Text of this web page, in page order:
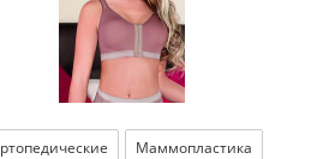
Маммопластика